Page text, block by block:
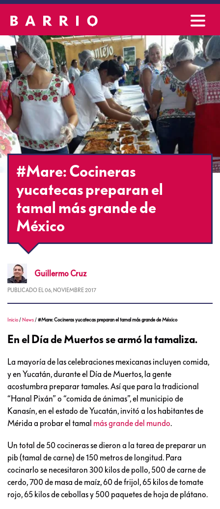
#Mare: Cocineras
yucatecas preparan el
tamal más grande de
México
Guillermo Cruz
PUBLICADO EL 06, NOVIEMBRE 2017
Inicio / News /#Mare: Cocineras yucatecas preparan el tamal más grande de México
En el Día de Muertos se armó la tamaliza.
La mayoría de las celebraciones mexicanas incluyen comida,
y en Yucatán, durante el Día de Muertos, la gente
acostumbra preparar tamales. Así que para la tradicional
“Hanal Pixán” o “comida de ánimas”, el municipio de
Kanasín, en el estado de Yucatán, invitó a los habitantes de
Mérida a probar el tamal más grande del mundo.
Un total de 50 cocineras se dieron a la tarea de preparar un
pib (tamal de carne) de 150 metros de longitud. Para
cocinarlo se necesitaron 300 kilos de pollo, 500 de carne de
cerdo, 700 de masa de maíz, 60 de frijol, 65 kilos de tomate
rojo, 65 kilos de cebollas y 500 paquetes de hoja de plátano.